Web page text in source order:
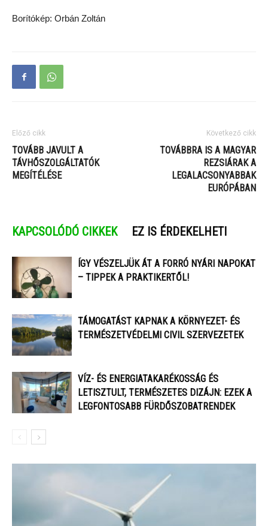
Borítókép: Orbán Zoltán
Előző cikk
TOVÁBB JAVULT A
TÁVHŐSZOLGÁLTATÓK
MEGÍTÉLÉSE
Következő cikk
TOVÁBBRA IS A MAGYAR
REZSIÁRAK A
LEGALACSONYABBAK
EURÓPÁBAN
KAPCSOLÓDÓ CIKKEK EZ IS ÉRDEKELHETI
ÍGY VÉSZELJÜK ÁT A FORRÓ NYÁRI NAPOKAT
– TIPPEK A PRAKTIKERTŐL!
TÁMOGATÁST KAPNAK A KÖRNYEZET- ÉS
TERMÉSZETVÉDELMI CIVIL SZERVEZETEK
VÍZ- ÉS ENERGIATAKARÉKOSSÁG ÉS
LETISZTULT, TERMÉSZETES DIZÁJN: EZEK A
LEGFONTOSABB FÜRDŐSZOBATRENDEK